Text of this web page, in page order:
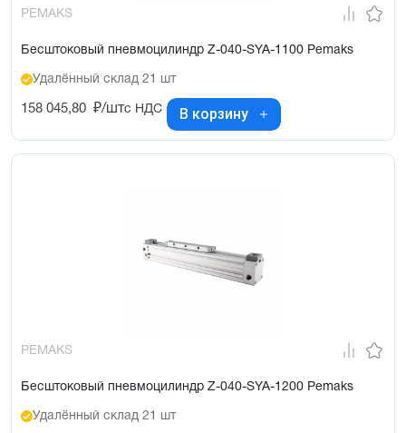
PEMAKS
Бесштоковый пневмоцилиндр Z-040-SYA-1100 Pemaks
Удалённый склад 21 шт
158 045,80 ₽/штс НДС В корзину
PEMAKS
Бесштоковый пневмоцилиндр Z-040-SYA-1200 Pemaks
Удалённый склад 21 шт